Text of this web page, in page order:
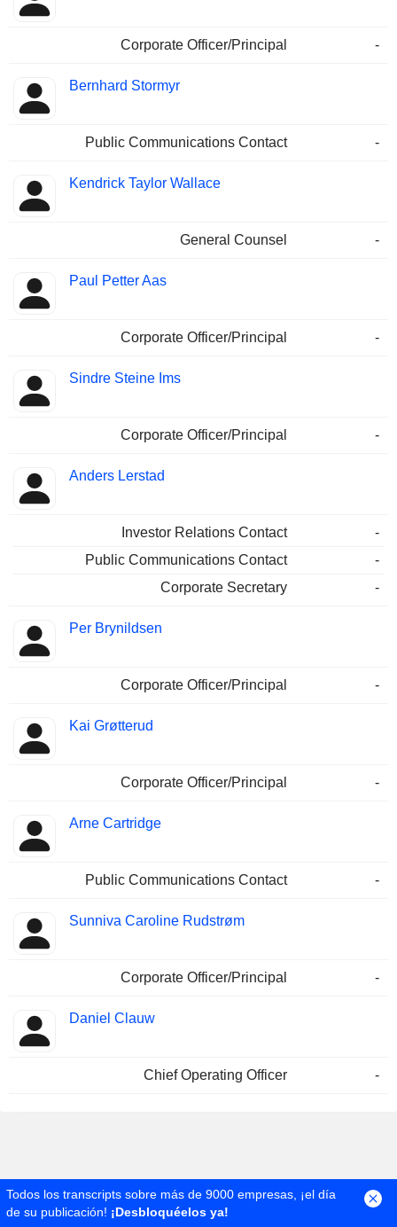
Corporate Officer/Principal -
Bernhard Stormyr
Public Communications Contact -
Kendrick Taylor Wallace
General Counsel -
Paul Petter Aas
Corporate Officer/Principal -
Sindre Steine Ims
Corporate Officer/Principal -
Anders Lerstad
Investor Relations Contact
-
Public Communications Contact
-
Corporate Secretary
-
Per Brynildsen
Corporate Officer/Principal -
Kai Grøtterud
Corporate Officer/Principal -
Arne Cartridge
Public Communications Contact -
Sunniva Caroline Rudstrøm
Corporate Officer/Principal -
Daniel Clauw
Chief Operating Officer -
Todos los transcripts sobre más de 9000 empresas, ¡el día
de su publicación! ¡Desbloquéelos ya!